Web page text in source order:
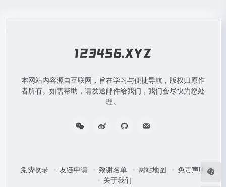
本网站内容源自互联网，旨在学习与便捷导航，版权归原作
者所有。如需帮助，请发送邮件给我们，我们会尽快为您处
理。
免费收录 友链申请 致谢名单 网站地图
免责声明
关于我们